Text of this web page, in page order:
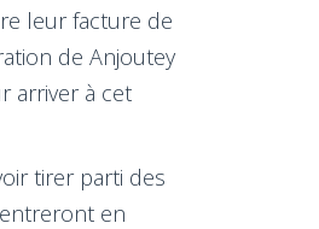
leur facture de
de Anjoutey
arriver à cet
tirer parti des
en